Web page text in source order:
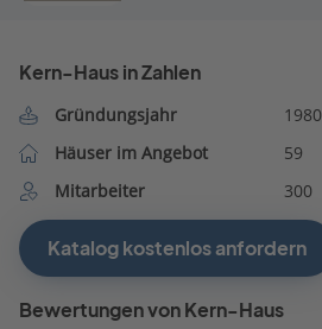
Kern-Haus in Zahlen
Gründungsjahr
1980
Häuser im Angebot
59
Mitarbeiter
300
Katalog kostenlos anfordern
Bewertungen von Kern-Haus